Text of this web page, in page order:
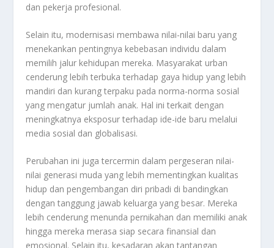
dan pekerja profesional.
Selain itu, modernisasi membawa nilai-nilai baru yang
menekankan pentingnya kebebasan individu dalam
memilih jalur kehidupan mereka. Masyarakat urban
cenderung lebih terbuka terhadap gaya hidup yang lebih
mandiri dan kurang terpaku pada norma-norma sosial
yang mengatur jumlah anak. Hal ini terkait dengan
meningkatnya eksposur terhadap ide-ide baru melalui
media sosial dan globalisasi.
Perubahan ini juga tercermin dalam pergeseran nilai-
nilai generasi muda yang lebih mementingkan kualitas
hidup dan pengembangan diri pribadi di bandingkan
dengan tanggung jawab keluarga yang besar. Mereka
lebih cenderung menunda pernikahan dan memiliki anak
hingga mereka merasa siap secara finansial dan
emosional. Selain itu, kesadaran akan tantangan